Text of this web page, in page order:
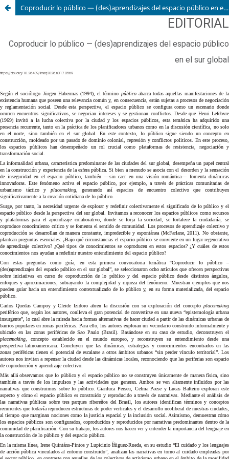
Coproducir lo público — (des)aprendizajes del espacio público en el sur global